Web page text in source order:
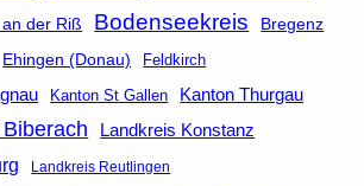
der Riß Bodenseekreis
Bregenz
Ehingen (Donau) Feldkirch
Kanton St Gallen Kanton Thurgau
Landkreis Konstanz
Landkreis Reutlingen